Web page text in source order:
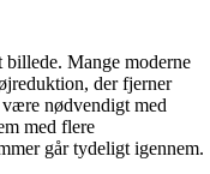
Mange moderne
der fjerner
nødvendigt med
med flere
går tydeligt igennem.